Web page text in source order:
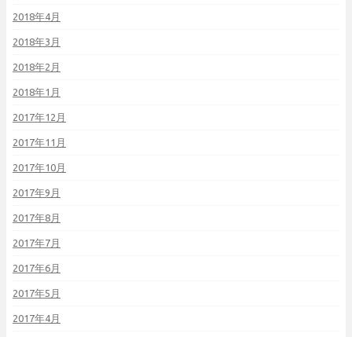
2018年4月
2018年3月
2018年2月
2018年1月
2017年12月
2017年11月
2017年10月
2017年9月
2017年8月
2017年7月
2017年6月
2017年5月
2017年4月